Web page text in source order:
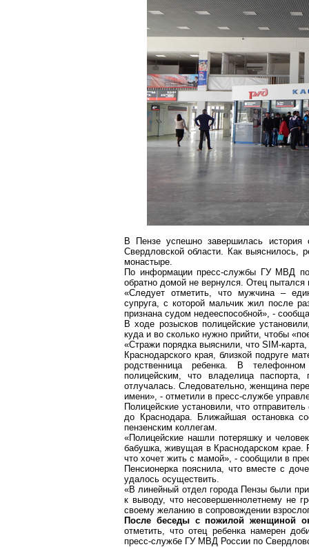
В Пензе успешно завершилась
Свердловской области. Как выяснилось,
монастыре.
По информации пресс-службы ГУ МВД
обратно домой не вернулся. Отец пытался
«Следует отметить, что мужчина –
супруга, с которой мальчик жил после
признана судом недееспособной», -
В ходе розысков полицейские
куда и во сколько нужно прийти, чтобы
«Стражи порядка выяснили, что SIM-
Краснодарского края, близкой подруге
родственница ребенка. В
полицейским, что владелица
отлучалась. Следовательно, женщина
имени», - отметили в пресс-службе
Полицейские установили, что
до Краснодара. Ближайшая остановка
пензенским коллегам.
«Полицейские нашли потеряшкуи
бабушка, живущая в Краснодарском крае.
что хочет жить с мамой», - сообщили в
Пенсионерка пояснила, что вместе с
удалось осуществить.
«В линейный отдел города Пензы были
к выводу, что несовершеннолетнему не
своему желанию в сопровождении
После беседы с пожилой женщиной
отметить, что отец ребенка намерен
пресс-службе ГУ МВД России по